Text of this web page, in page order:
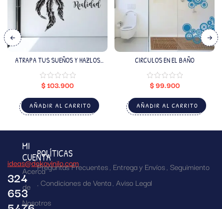
ATRAPA TUS SUEÑOS Y HAZLOS
$103.900
AÑADIR AL CARRITO
CIRCULOS EN EL BAÑO
$99.900
AÑADIR AL CARRITO
ideas@dekovinilo.com
324
653
MI
CUENTA
Acerca
de
Nosotros
POLÍTICAS
Preguntas Frecuentes Entrega y Envíos Seguimiento
Condiciones de Venta Aviso Legal